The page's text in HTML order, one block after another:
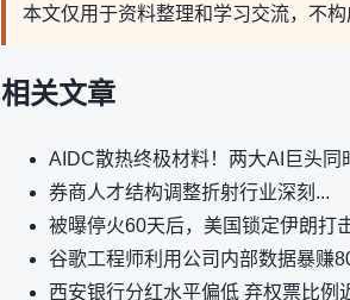
本文仅用于资料整理和学习交流，不
相关文章
AIDC散热终极材料！两大AI巨头同
券商人才结构调整折射行业深刻...
被曝停火60天后，美国锁定伊朗打
谷歌工程师利用公司内部数据暴赚
西安银行分红水平偏低 弃权票比例